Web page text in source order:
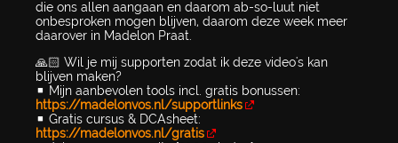
die ons allen aangaan en daarom ab-so-luut niet
onbesproken mogen blijven, daarom deze week meer
daarover in Madelon Praat.
🙏🏻 Wil je mij supporten zodat ik deze video's kan
blijven maken?
▪️ Mijn aanbevolen tools incl. gratis bonussen:
https://madelonvos.nl/supportlinks
▪️ Gratis cursus & DCAsheet:
https://madelonvos.nl/gratis